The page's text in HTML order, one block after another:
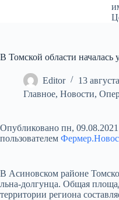
В Томской области началась
Editor
13
Главное, Новости,
Опубликовано пн,
пользователем
В Асиновском районе
льна-долгунца. Общая
территории региона